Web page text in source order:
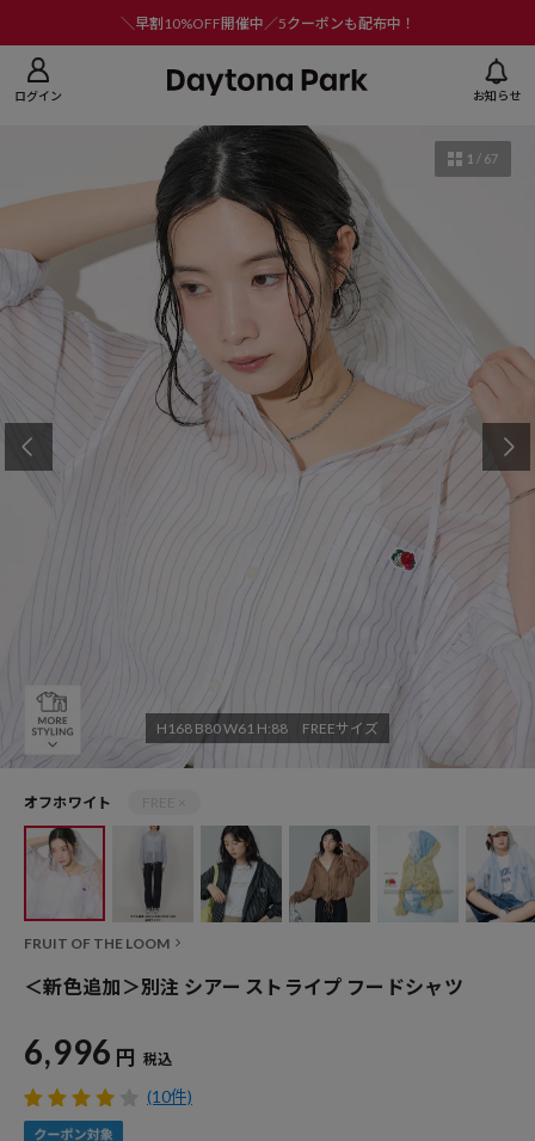
＼早割10%OFF開催中／5クーポンも配布中！
ログイン お知らせ
H168 B80 W61 H:88 FREEサイズ
1 / 67
オフホワイト
FRUIT OF THE LOOM
＜新色追加＞別注 シアー ストライプ フードシャツ
6,996 円 税込
(10件)